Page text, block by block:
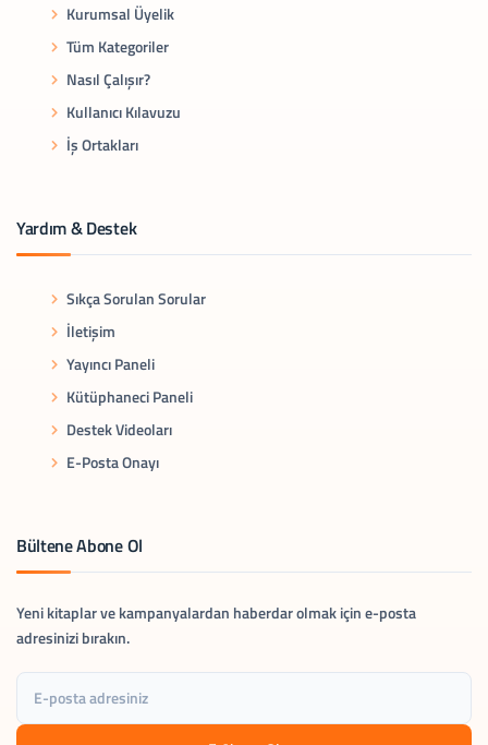
Kurumsal Üyelik
Tüm Kategoriler
Nasıl Çalışır?
Kullanıcı Kılavuzu
İş Ortakları
Yardım & Destek
Sıkça Sorulan Sorular
İletişim
Yayıncı Paneli
Kütüphaneci Paneli
Destek Videoları
E-Posta Onayı
Bültene Abone Ol
Yeni kitaplar ve kampanyalardan haberdar olmak için e-posta
adresinizi bırakın.